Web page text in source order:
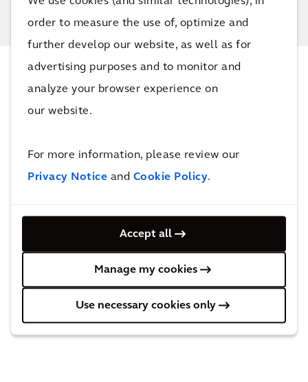
order to measure the use of, optimize and
further develop our website, as well as for
advertising purposes and to monitor and
analyze your browser experience on
our website.
For more information, please review our
Privacy Notice and Cookie Policy.
Accept all
Manage my cookies
Use necessary cookies only
NEWS & EINBLICKE
Neueste Updates